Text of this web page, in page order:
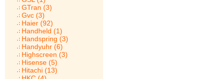
GTran (3)
Gvc (3)
Haier (92)
Handheld (1)
Handspring (3)
Handyuhr (6)
Highscreen (3)
Hisense (5)
Hitachi (13)